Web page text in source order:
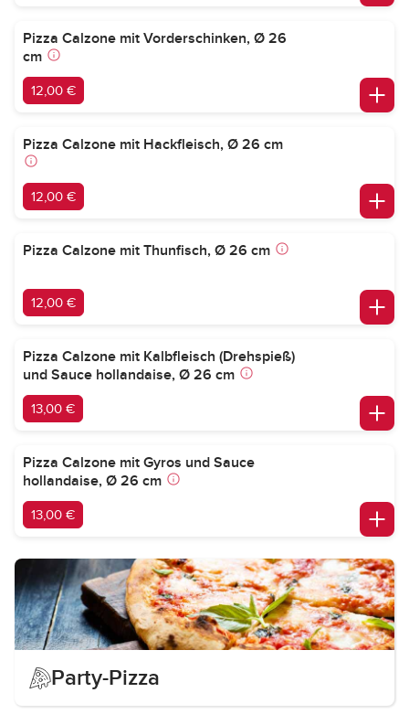
Pizza Calzone mit Vorderschinken, Ø 26
cm
12,00 €
Pizza Calzone mit Hackfleisch, Ø 26 cm
12,00 €
Pizza Calzone mit Thunfisch, Ø 26 cm
12,00 €
Pizza Calzone mit Kalbfleisch (Drehspieß)
und Sauce hollandaise, Ø 26 cm
13,00 €
Pizza Calzone mit Gyros und Sauce
hollandaise, Ø 26 cm
13,00 €
Party-Pizza